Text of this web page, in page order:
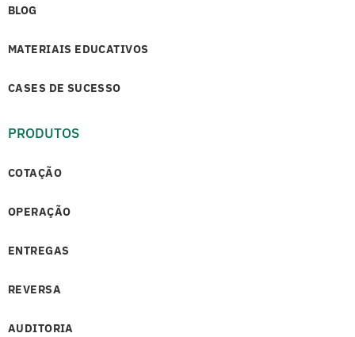
BLOG
MATERIAIS EDUCATIVOS
CASES DE SUCESSO
PRODUTOS
COTAÇÃO
OPERAÇÃO
ENTREGAS
REVERSA
AUDITORIA